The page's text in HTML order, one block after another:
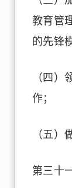
教育管
的先锋
（四）
作；
（五）
第三十